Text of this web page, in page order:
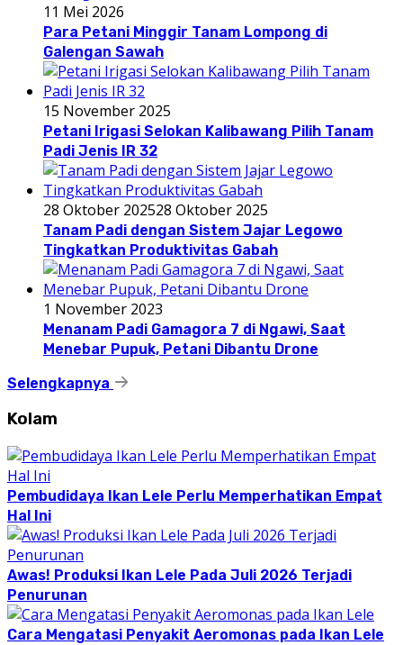
11 Mei 2026
Para Petani Minggir Tanam Lompong di
Galengan Sawah
15 November 2025
Petani Irigasi Selokan Kalibawang Pilih Tanam
Padi Jenis IR 32
28 Oktober 202528 Oktober 2025
Tanam Padi dengan Sistem Jajar Legowo
Tingkatkan Produktivitas Gabah
1 November 2023
Menanam Padi Gamagora 7 di Ngawi, Saat
Menebar Pupuk, Petani Dibantu Drone
Selengkapnya
Kolam
Pembudidaya Ikan Lele Perlu Memperhatikan Empat
Hal Ini
Awas! Produksi Ikan Lele Pada Juli 2026 Terjadi
Penurunan
Cara Mengatasi Penyakit Aeromonas pada Ikan Lele